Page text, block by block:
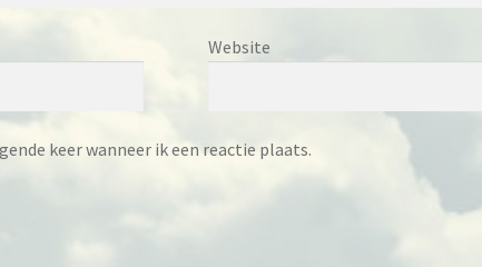
Website
keer wanneer ik een reactie plaats.